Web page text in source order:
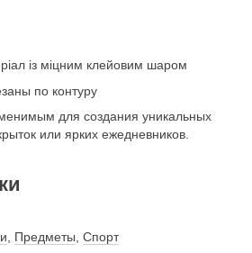
із міцним клейовим шаром
по контуру
для создания уникальных
или ярких ежедневников.
Предметы Спорт